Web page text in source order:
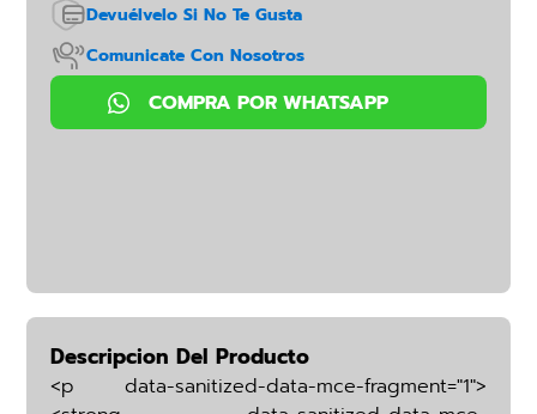
Devuélvelo Si No Te Gusta
Comunicate Con Nosotros
Descripcion Del Producto
<p data-sanitized-data-mce-fragment="1">